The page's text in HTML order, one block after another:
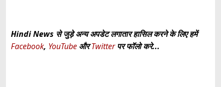
Hindi News से जुड़े अन्य अपडेट लगातार हासिल करने के लिए हमें
Facebook, YouTube औरTwitterपर फॉलो करे...